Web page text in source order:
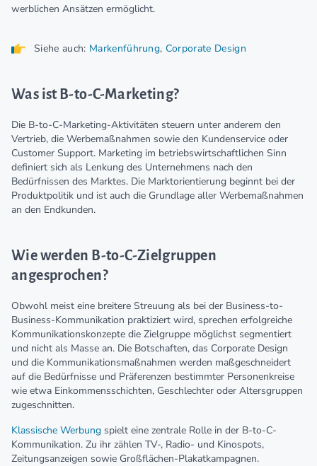
werblichen Ansätzen ermöglicht.
Siehe auch: Markenführung, Corporate Design
Was ist B-to-C-Marketing?
Die B-to-C-Marketing-Aktivitäten steuern unter anderem den
Vertrieb, die Werbemaßnahmen sowie den Kundenservice oder
Customer Support. Marketing im betriebswirtschaftlichen Sinn
definiert sich als Lenkung des Unternehmens nach den
Bedürfnissen des Marktes. Die Marktorientierung beginnt bei der
Produktpolitik und ist auch die Grundlage aller Werbemaßnahmen
an den Endkunden.
Wie werden B-to-C-Zielgruppen
angesprochen?
Obwohl meist eine breitere Streuung als bei der Business-to-
Business-Kommunikation praktiziert wird, sprechen erfolgreiche
Kommunikationskonzepte die Zielgruppe möglichst segmentiert
und nicht als Masse an. Die Botschaften, das Corporate Design
und die Kommunikationsmaßnahmen werden maßgeschneidert
auf die Bedürfnisse und Präferenzen bestimmter Personenkreise
wie etwa Einkommensschichten, Geschlechter oder Altersgruppen
zugeschnitten.
Klassische Werbung spielt eine zentrale Rolle in der B-to-C-
Kommunikation. Zu ihr zählen TV-, Radio- und Kinospots,
Zeitungsanzeigen sowie Großflächen-Plakatkampagnen.